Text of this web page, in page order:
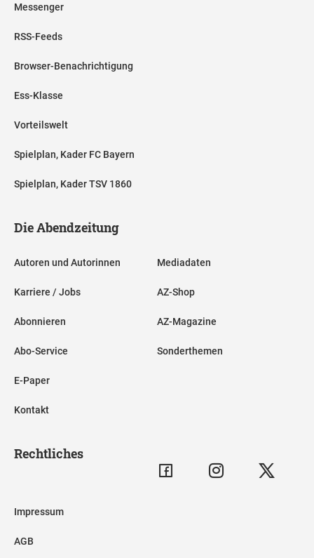
Messenger
RSS-Feeds
Browser-Benachrichtigung
Ess-Klasse
Vorteilswelt
Spielplan, Kader FC Bayern
Spielplan, Kader TSV 1860
Die Abendzeitung
Autoren und Autorinnen
Karriere / Jobs
Abonnieren
Abo-Service
E-Paper
Kontakt
Mediadaten
AZ-Shop
AZ-Magazine
Sonderthemen
Rechtliches
Impressum
AGB